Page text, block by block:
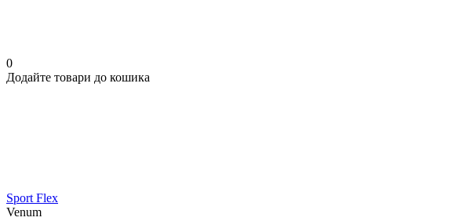
0
Додайте товари до кошика
Sport Flex
Venum